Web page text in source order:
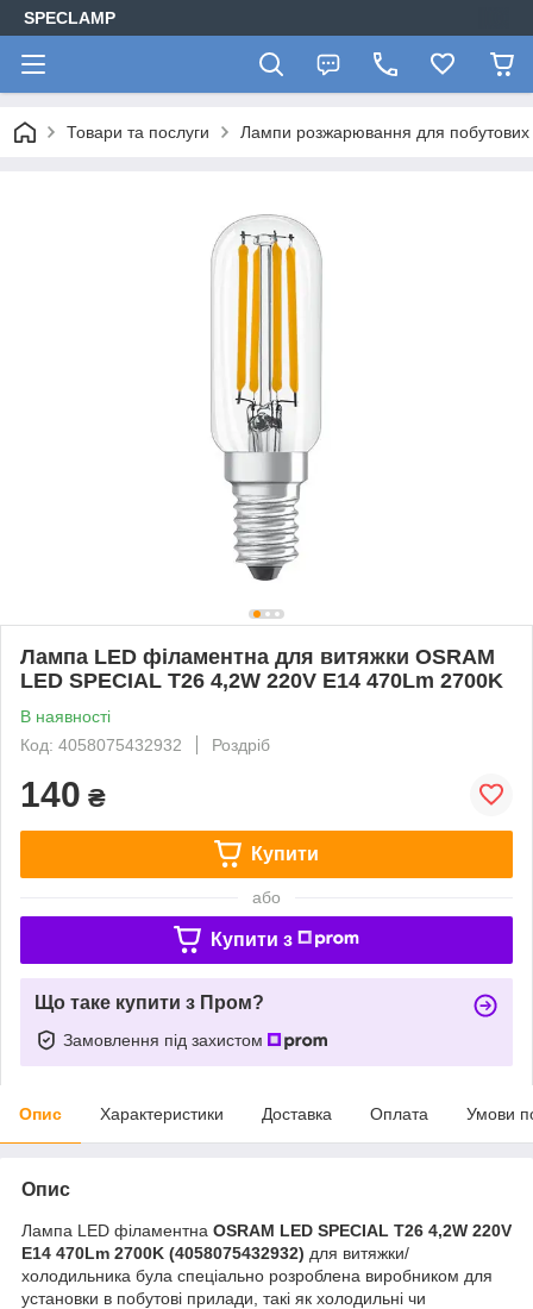
SPECLAMP
Товари та послуги Лампи розжарювання для побутових
Лампа LED філаментна для витяжки OSRAM
LED SPECIAL T26 4,2W 220V E14 470Lm 2700K
В наявності
Код: 4058075432932
Роздріб
140 ₴
Купити
або
Купити з
Що таке купити з Пром?
Замовлення під захистом
Опис Характеристики Доставка Оплата Умови
Опис
Лампа LED філаментна OSRAM LED SPECIAL T26 4,2W 220V
E14 470Lm 2700K (4058075432932) для витяжки/
холодильника була спеціально розроблена виробником для
установки в побутові прилади, такі як холодильні чи